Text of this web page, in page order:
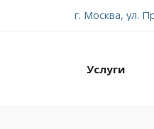
г. Москва, ул.
Услуги